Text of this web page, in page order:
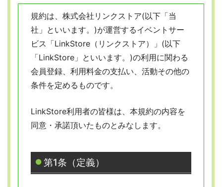
規約は、株式会社リンクストア(以下「当
社」といいます。)が運営するイベントサー
ビス「LinkStore（リンクストア）」(以下
「LinkStore」といいます。)の利用に関わる
会員登録、利用料金の支払い、活動その他の
条件を定めるものです。
LinkStore利用者の皆様は、本規約の内容を
同意・承諾頂いたものとみなします。
第1条（定義）